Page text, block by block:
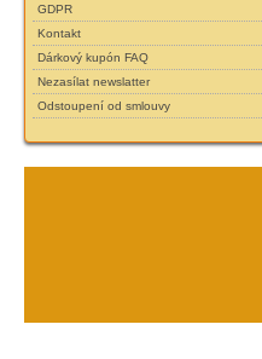
GDPR
Kontakt
Dárkový kupón FAQ
Nezasílat newslatter
Odstoupení od smlouvy